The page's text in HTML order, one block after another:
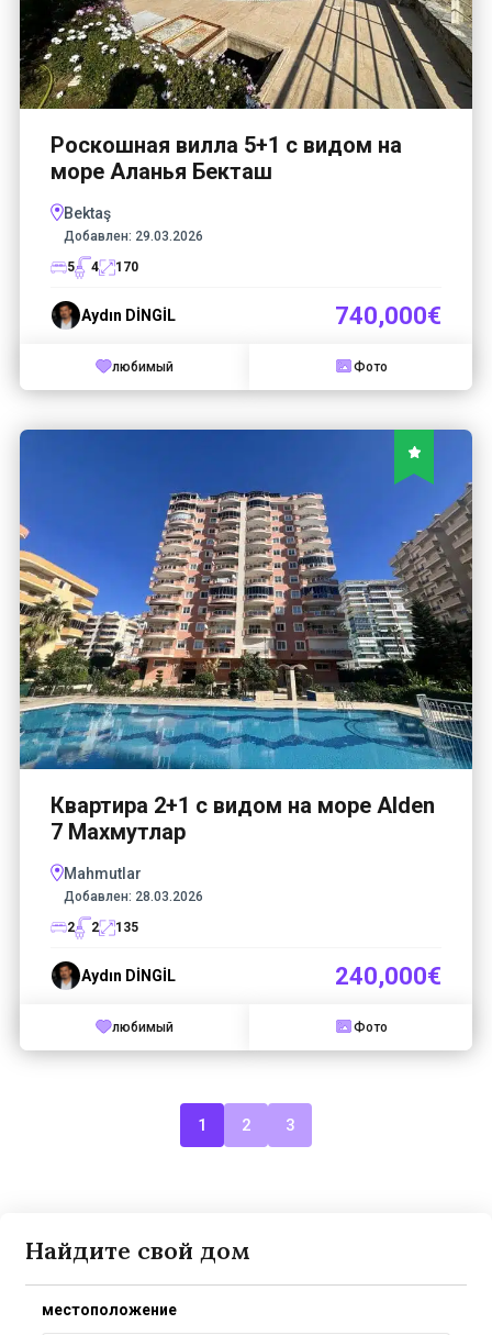
Роскошная вилла 5+1 с видом на
море Аланья Бекташ
Bektaş
Добавлен: 29.03.2026
5
4 170
Aydın DİNGİL 740,000€
любимый Фото
Квартира 2+1 с видом на море Alden
7 Махмутлар
Mahmutlar
Добавлен: 28.03.2026
2
2 135
Aydın DİNGİL 240,000€
любимый Фото
1 2 3
Найдите свой дом
местоположение